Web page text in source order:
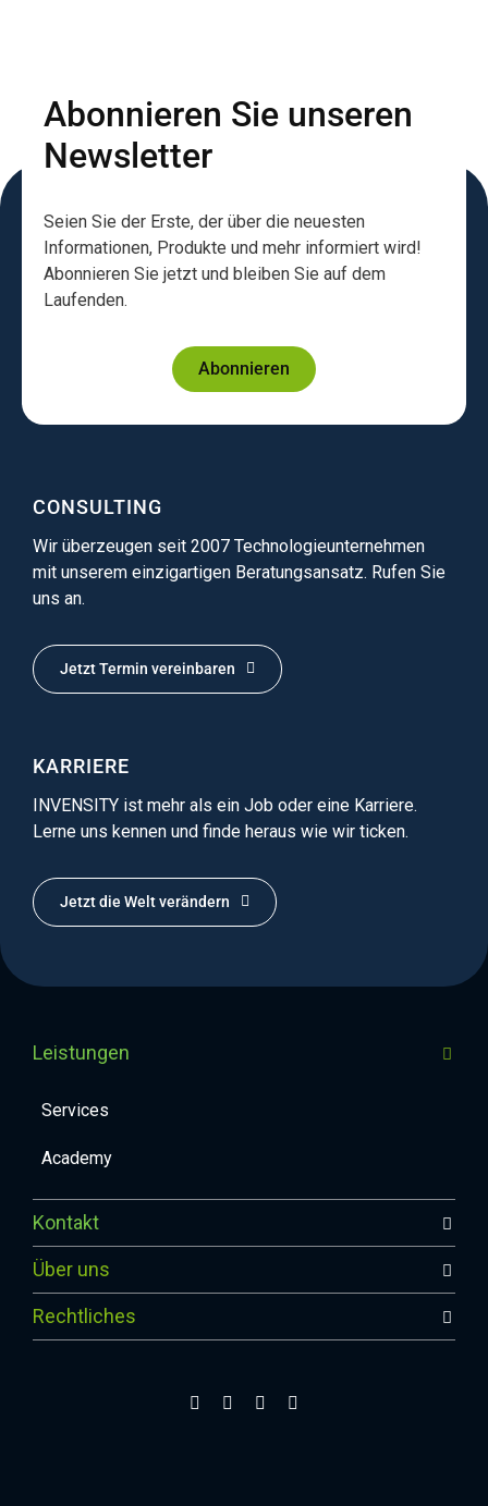
Abonnieren Sie unseren
Newsletter
Seien Sie der Erste, der über die neuesten
Informationen, Produkte und mehr informiert wird!
Abonnieren Sie jetzt und bleiben Sie auf dem
Laufenden.
Abonnieren
CONSULTING
Wir überzeugen seit 2007 Technologieunternehmen
mit unserem einzigartigen Beratungsansatz. Rufen Sie
uns an.
Jetzt Termin vereinbaren
KARRIERE
INVENSITY ist mehr als ein Job oder eine Karriere.
Lerne uns kennen und finde heraus wie wir ticken.
Jetzt die Welt verändern
Leistungen
Services
Academy
Kontakt
Über uns
Rechtliches